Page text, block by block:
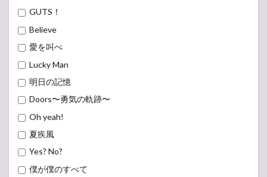
GUTS！
Believe
愛を叫べ
Lucky Man
明日の記憶
Doors〜勇気の軌跡〜
Oh yeah!
夏疾風
Yes? No?
僕が僕のすべて